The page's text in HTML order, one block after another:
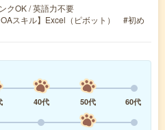
クOK / 英語力不要
スキル】Excel（ピボット） #初め
40代 50代
60代